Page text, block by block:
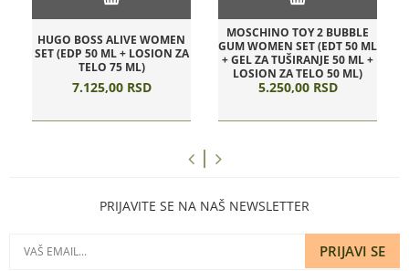
HUGO BOSS ALIVE WOMEN
SET (EDP 50 ML + LOSION ZA
TELO 75 ML)
7.125,00 RSD
MOSCHINO TOY 2 BUBBLE
GUM WOMEN SET (EDT 50 ML
+ GEL ZA TUŠIRANJE 50 ML +
LOSION ZA TELO 50 ML)
5.250,00 RSD
PRIJAVITE SE NA NAŠ NEWSLETTER
PRIJAVI SE